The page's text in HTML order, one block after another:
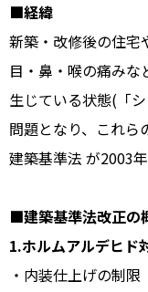
■経緯
新築・改修後の住宅
目・鼻・喉の痛みな
生じている状態(「
問題となり、これら
建築基準法 が2003
■建築基準法改正の
1.ホルムアルデヒド
・内装仕上げの制限